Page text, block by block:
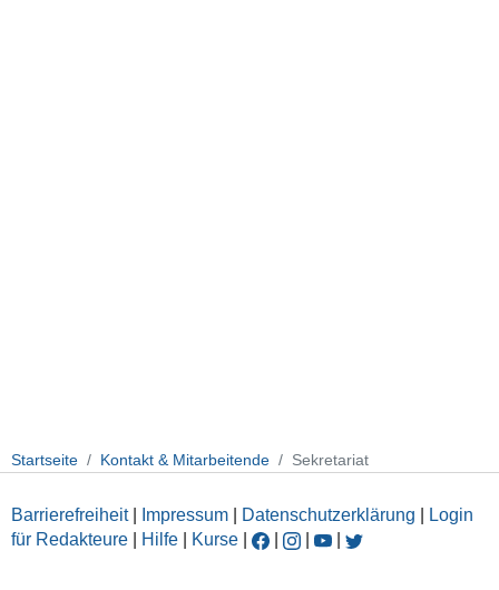
Startseite Kontakt & Mitarbeitende Sekretariat
Barrierefreiheit| Impressum Datenschutzerklärung
Login
für Redakteure
Hilfe Kurse